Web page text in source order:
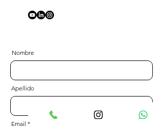
Nombre
Apellido
Email